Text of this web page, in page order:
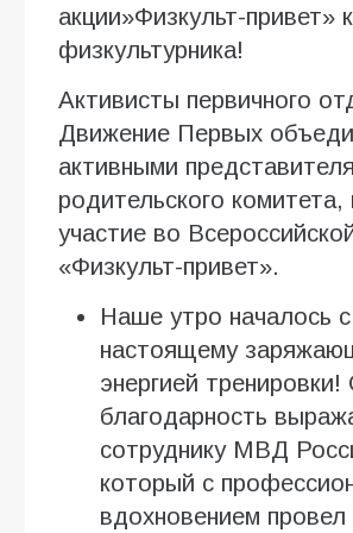
акции»Физкульт-привет»
физкультурника!
Активисты первичного
Движение Первых
активными
родительского комитета,
участие во
«Физкульт-привет».
Наше утро началось
настоящему
энергией
благодарность
сотруднику МВД
который с
вдохновением